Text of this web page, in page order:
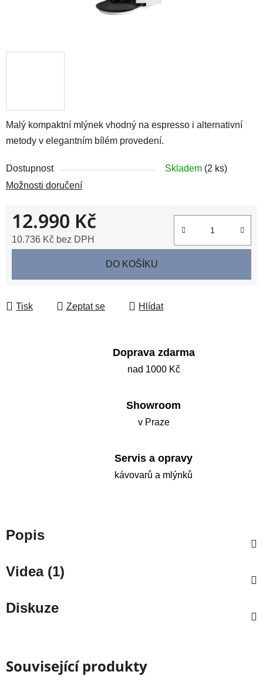
Malý kompaktní mlýnek vhodný na espresso i alternativní
metody v elegantním bílém provedení.
Dostupnost Skladem (2 ks)
Možnosti doručení
12.990 Kč
10.736 Kč bez DPH
DO KOŠÍKU
Tisk Zeptat se Hlídat
Doprava zdarma
nad 1000 Kč
Showroom
v Praze
Servis a opravy
kávovarů a mlýnků
Popis
Videa (1)
Diskuze
Související produkty